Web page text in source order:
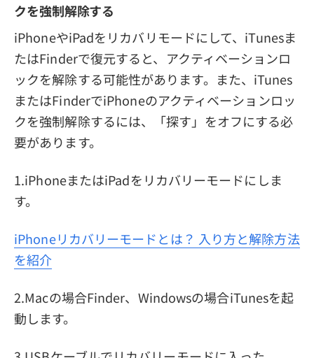
クを強制解除する
iPhoneやiPadをリカバリモードにして、iTunesま
たはFinderで復元すると、アクティベーションロ
ックを解除する可能性があります。また、iTunes
またはFinderでiPhoneのアクティベーションロッ
クを強制解除するには、「探す」をオフにする必
要があります。
1.iPhoneまたはiPadをリカバリーモードにしま
す。
iPhoneリカバリーモードとは？ 入り方と解除方法
を紹介
2.Macの場合Finder、Windowsの場合iTunesを起
動します。